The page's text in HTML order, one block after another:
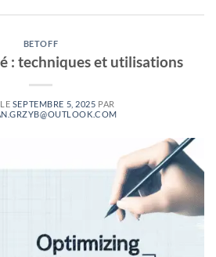
BETOFF
: techniques et utilisations
SEPTEMBRE 5, 2025 PAR